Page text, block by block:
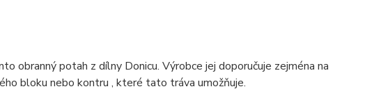
obranný potah z dílny Donicu. Výrobce jej doporučuje zejména na
bloku nebo kontru , které tato tráva umožňuje.